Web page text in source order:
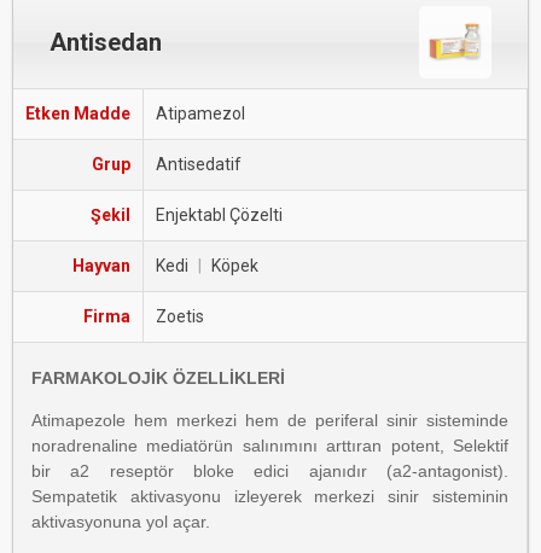
Antisedan
Etken Madde Atipamezol
Grup Antisedatif
Şekil Enjektabl Çözelti
Hayvan Kedi Köpek
Firma Zoetis
FARMAKOLOJİK ÖZELLİKLERİ
Atimapezole hem merkezi hem de periferal sinir sisteminde
noradrenaline mediatörün salınımını arttıran potent, Selektif
bir a2 reseptör bloke edici ajanıdır (a2-antagonist).
Sempatetik aktivasyonu izleyerek merkezi sinir sisteminin
aktivasyonuna yol açar.